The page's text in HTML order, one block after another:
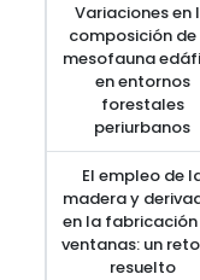
Variaciones en
composición
mesofauna
en entornos
forestales
periurbanos
El empleo de
madera y
en la
ventanas: un
resuelto